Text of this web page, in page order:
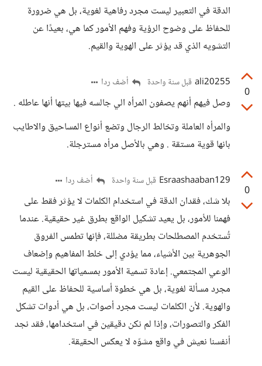
الدقة في التعبير ليست مجرد رفاهية لغوية، بل هي ضرورة
للحفاظ على وضوح الرؤية وفهم الأمور كما هي، بعيدًا عن
التشويه الذي قد يؤثر على الهوية والقيم.
0
ali20255 قبل سنة واحدة أضف ردا
وصل فيهم أنهم يصفون المرأه الي جالسه فيها بيتها أنها عاطله .
والمرأه العاملة وتخالط الرجال وتضع أنواع المساحيق والاطايب
بانها قوية مستقة . وهي بالأصل مرأه مسترجلة.
0
Esraashaaban129 قبل سنة واحدة أضف ردا
بلا شك، فقدان الدقة في استخدام الكلمات لا يؤثر فقط على
فهمنا للأمور، بل يعيد تشكيل الواقع بطرق غير حقيقية. عندما
تُستخدم المصطلحات بطريقة مضللة، فإنها تطمس الفروق
الجوهرية بين الأشياء، مما يؤدي إلى خلط المفاهيم وإضعاف
الوعي المجتمعي. إعادة تسمية الأمور بمسمياتها الحقيقية ليست
مجرد مسألة لغوية، بل هي خطوة أساسية للحفاظ على القيم
والهوية. لأن الكلمات ليست مجرد أصوات، بل هي أدوات تشكل
الفكر والتصورات، وإذا لم نكن دقيقين في استخدامها، فقد نجد
أنفسنا نعيش في واقع مشوّه لا يعكس الحقيقة.